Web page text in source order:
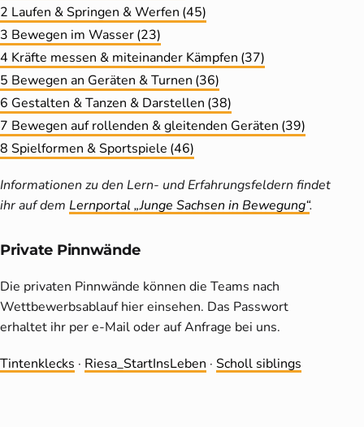
2 Laufen & Springen & Werfen (45)
3 Bewegen im Wasser(23)
4 Kräfte messen & miteinander Kämpfen (37)
5 Bewegen an Geräten & Turnen (36)
6 Gestalten & Tanzen & Darstellen (38)
7 Bewegen auf rollenden & gleitenden Geräten (39)
8 Spielformen & Sportspiele (46)
Informationen zu den Lern- und Erfahrungsfeldern findet
ihr auf dem Lernportal „Junge Sachsen in Bewegung“.
Private Pinnwände
Die privaten Pinnwände können die Teams nach
Wettbewerbsablauf hier einsehen. Das Passwort
erhaltet ihr per e-Mail oder auf Anfrage bei uns.
Tintenklecks · Riesa_StartInsLeben · Scholl siblings